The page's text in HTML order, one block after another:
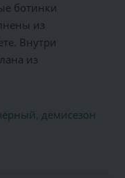
ботинки
из
Внутри
из
, демисезон